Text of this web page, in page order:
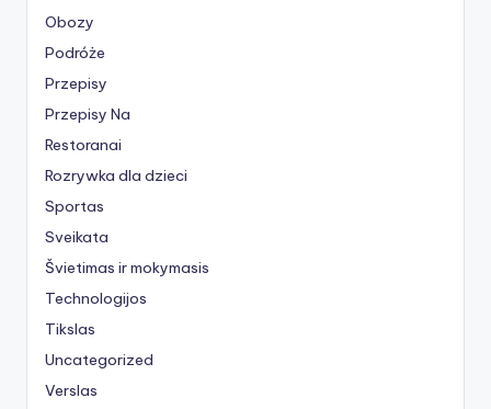
Obozy
Podróże
Przepisy
Przepisy Na
Restoranai
Rozrywka dla dzieci
Sportas
Sveikata
Švietimas ir mokymasis
Technologijos
Tikslas
Uncategorized
Verslas